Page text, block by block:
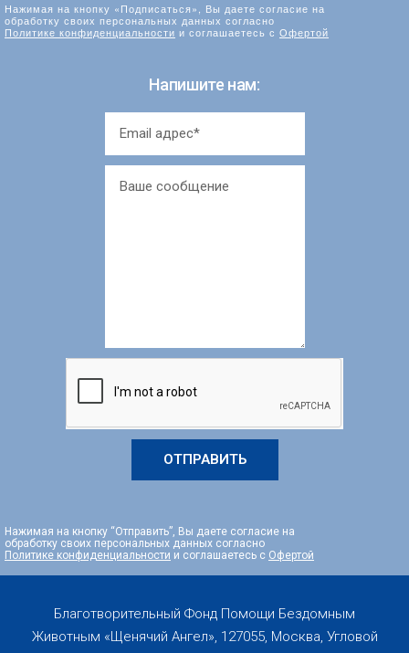
Нажимая на кнопку «Подписаться», Вы даете согласие на
обработку своих персональных данных согласно
Политике конфиденциальности и соглашаетесь с Офертой
Напишите нам:
ОТПРАВИТЬ
Нажимая на кнопку “Отправить”, Вы даете согласие на
обработку своих персональных данных согласно
Политике конфиденциальности и соглашаетесь с Офертой
Благотворительный Фонд Помощи Бездомным
Животным «Щенячий Ангел», 127055, Москва, Угловой